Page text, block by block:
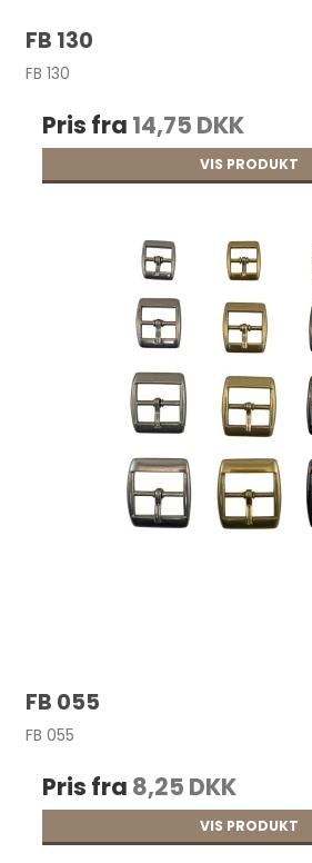
FB 130
FB 130
Pris fra 14,75 DKK
VIS PRODUKT
FB 055
FB 055
Pris fra 8,25 DKK
VIS PRODUKT